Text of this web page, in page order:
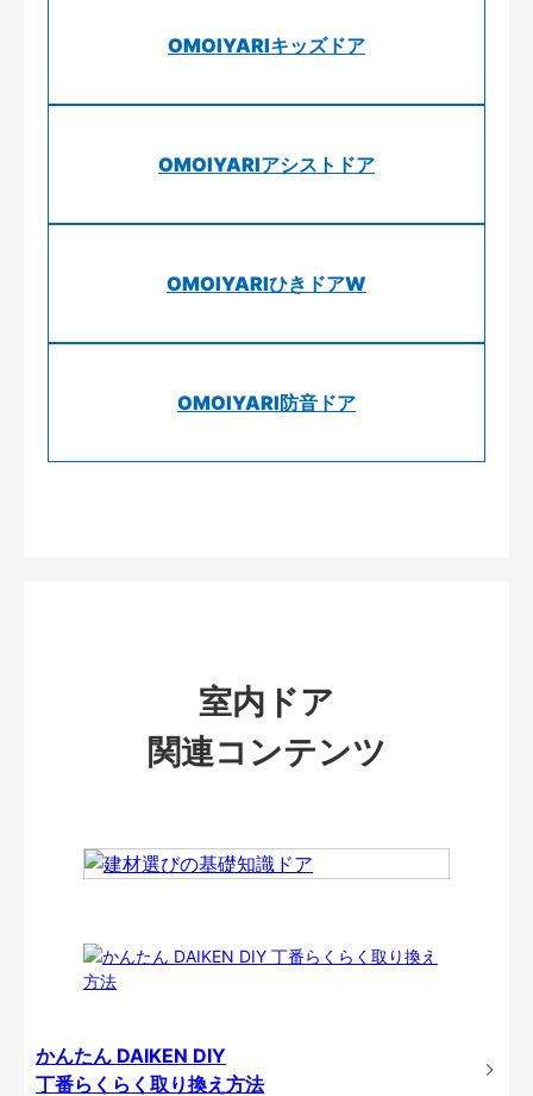
OMOIYARIキッズドア
OMOIYARIアシストドア
OMOIYARIひきドアW
OMOIYARI防音ドア
室内ドア
関連コンテンツ
かんたん DAIKEN DIY
丁番らくらく取り換え方法